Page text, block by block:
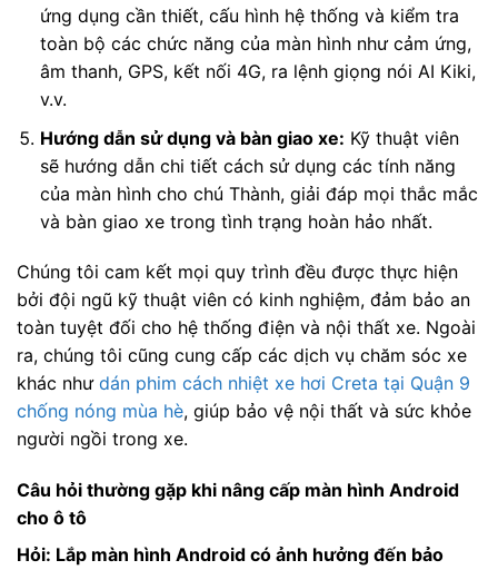
ứng dụng cần thiết, cấu hình hệ thống và kiểm tra
toàn bộ các chức năng của màn hình như cảm ứng,
âm thanh, GPS, kết nối 4G, ra lệnh giọng nói AI Kiki,
v.v.
Hướng dẫn sử dụng và bàn giao xe: Kỹ thuật viên
sẽ hướng dẫn chi tiết cách sử dụng các tính năng
của màn hình cho chú Thành, giải đáp mọi thắc mắc
và bàn giao xe trong tình trạng hoàn hảo nhất.
Chúng tôi cam kết mọi quy trình đều được thực hiện
bởi đội ngũ kỹ thuật viên có kinh nghiệm, đảm bảo an
toàn tuyệt đối cho hệ thống điện và nội thất xe. Ngoài
ra, chúng tôi cũng cung cấp các dịch vụ chăm sóc xe
khác như dán phim cách nhiệt xe hơi Creta tại Quận 9
chống nóng mùa hè, giúp bảo vệ nội thất và sức khỏe
người ngồi trong xe.
Câu hỏi thường gặp khi nâng cấp màn hình Android
cho ô tô
Hỏi: Lắp màn hình Android có ảnh hưởng đến bảo